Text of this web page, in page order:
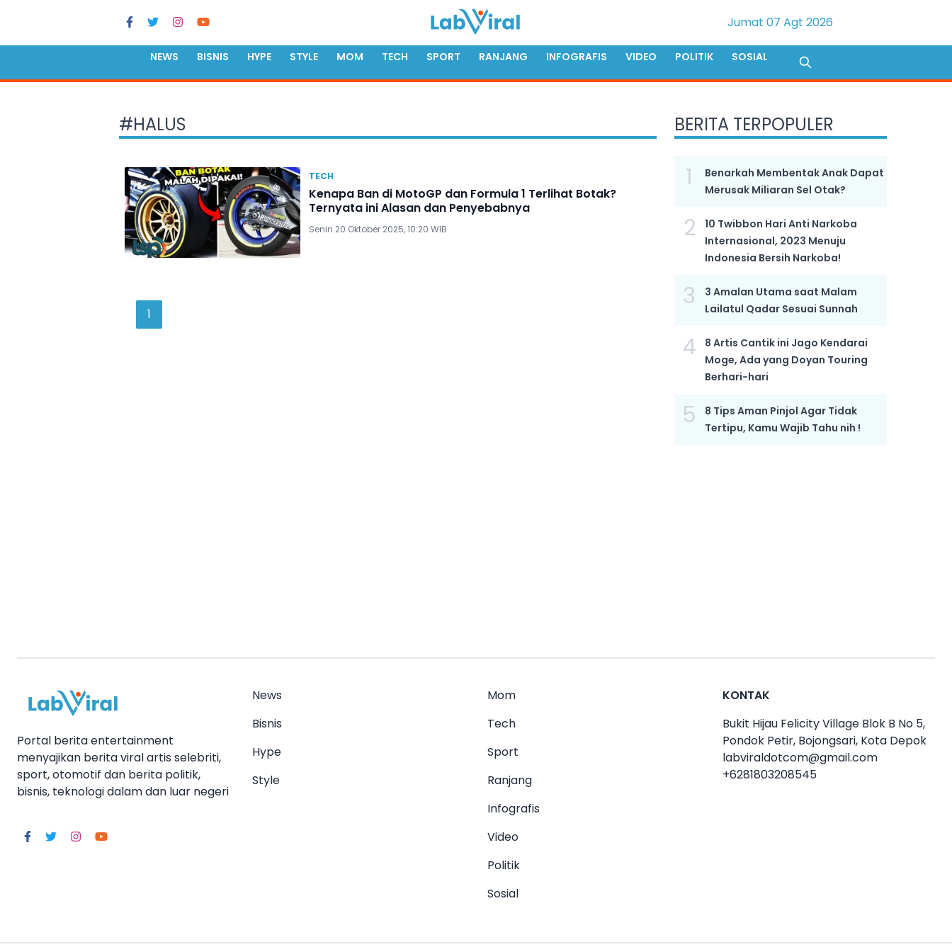
Jumat 07 Agt 2026
NEWS BISNIS HYPE STYLE MOM TECH SPORT RANJANG INFOGRAFIS VIDEO POLITIK SOSIAL
#HALUS
TECH
Kenapa Ban di MotoGP dan Formula 1 Terlihat Botak?
Ternyata ini Alasan dan Penyebabnya
Senin 20 Oktober 2025, 10:20 WIB
1
BERITA TERPOPULER
1
Benarkah Membentak Anak Dapat
Merusak Miliaran Sel Otak?
2
10 Twibbon Hari Anti Narkoba
Internasional, 2023 Menuju
Indonesia Bersih Narkoba!
3
3 Amalan Utama saat Malam
Lailatul Qadar Sesuai Sunnah
4
8 Artis Cantik ini Jago Kendarai
Moge, Ada yang Doyan Touring
Berhari-hari
5
8 Tips Aman Pinjol Agar Tidak
Tertipu, Kamu Wajib Tahu nih !
Portal berita entertainment
menyajikan berita viral artis selebriti,
sport, otomotif dan berita politik,
bisnis, teknologi dalam dan luar negeri
News
Bisnis
Hype
Style
Mom
Tech
Sport
Ranjang
Infografis
Video
Politik
Sosial
KONTAK
Bukit Hijau Felicity Village Blok B No 5,
Pondok Petir, Bojongsari, Kota Depok
labviraldotcom@gmail.com
+6281803208545